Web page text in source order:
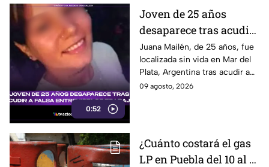
0:52
Joven de 25 años
desaparece tras acudir
a falsa entrevista de
trabajo
Juana Mailén, de 25 años, fue
localizada sin vida en Mar del
Plata, Argentina tras acudir a
una presunta entrevista de
09 agosto, 2026
¿Cuánto costará el gas
LP en Puebla del 10 al 16